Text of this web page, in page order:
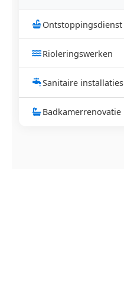
Ontstoppingsdienst
Rioleringswerken
Sanitaire installaties
Badkamerrenovatie